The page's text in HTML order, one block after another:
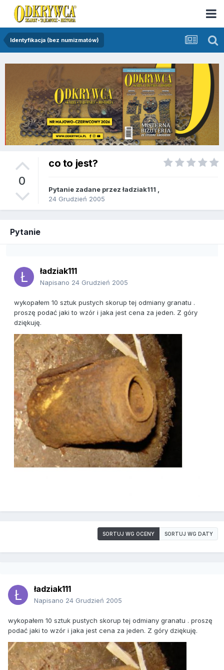
Identyfikacja (bez numizmatów)
0
co to jest?
Pytanie zadane przez ładziak111
24 Grudzień 2005
Pytanie
ładziak111
Napisano 24 Grudzień 2005
wykopałem 10 sztuk pustych skorup tej odmiany granatu .
proszę podać jaki to wzór i jaka jest cena za jeden. Z góry
dziękuję.
SORTUJ WG OCENY SORTUJ WG DATY
ładziak111
Napisano 24 Grudzień 2005
wykopałem 10 sztuk pustych skorup tej odmiany granatu . proszę
podać jaki to wzór i jaka jest cena za jeden. Z góry dziękuję.